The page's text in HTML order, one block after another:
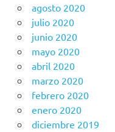
agosto 2020
julio 2020
junio 2020
mayo 2020
abril 2020
marzo 2020
febrero 2020
enero 2020
diciembre 2019